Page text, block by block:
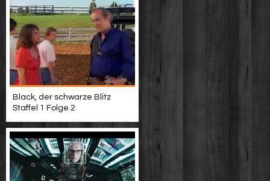
Black, der schwarze Blitz
Staffel 1 Folge 2